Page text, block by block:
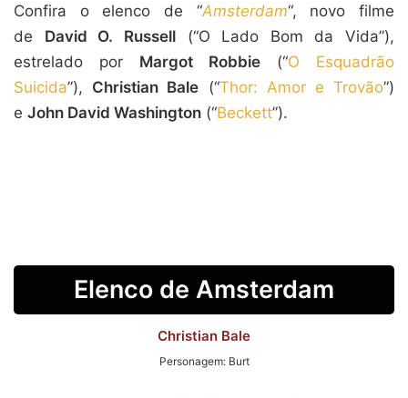
Confira o elenco de “Amsterdam“, novo filme
de David O. Russell(“O Lado Bom da Vida”),
estrelado por Margot Robbie (“O Esquadrão
Suicida”), Christian Bale (“Thor: Amor e Trovão”)
e John David Washington (“Beckett”).
Elenco de Amsterdam
Christian Bale
Personagem: Burt